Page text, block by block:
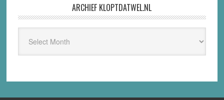
ARCHIEF KLOPTDATWEL.NL
Kloptdatwel.nl